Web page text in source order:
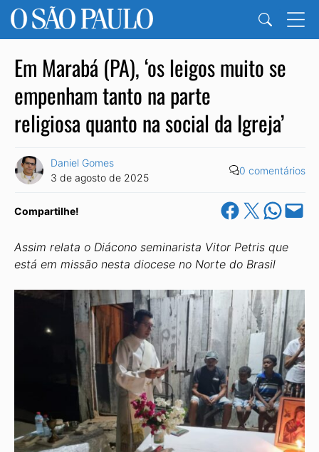
Em Marabá (PA), ‘os leigos muito se
empenham tanto na parte
religiosa quanto na social da Igreja’
Daniel Gomes
3 de agosto de 2025
0 comentários
Compartilhe! Share on Facebook
Share on X Share on
Email this
Assim relata o Diácono seminarista Vitor Petris que
está em missão nesta diocese no Norte do Brasil